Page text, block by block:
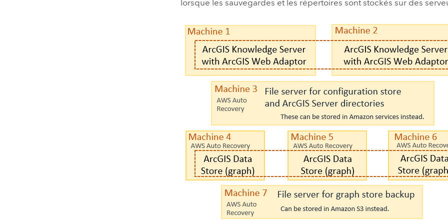
lorsque les sauvegardes et les répertoires sont stockés sur des